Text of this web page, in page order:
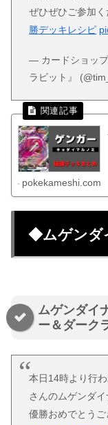
ぜひぜひご参加
勝デッキレシピ
— カードショッ
ラビット』
pokekameshi.com
◆ムゲンダ
ムゲンダイ
ー＆ダーク
本日14時より行
さんのムゲンダイ
優勝おめでとう